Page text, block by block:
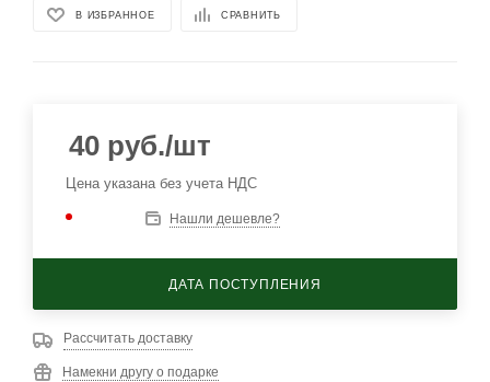
В ИЗБРАННОЕ СРАВНИТЬ
40 руб./шт
Цена указана без учета НДС
Нашли дешевле?
ДАТА ПОСТУПЛЕНИЯ
Рассчитать доставку
Намекни другу о подарке